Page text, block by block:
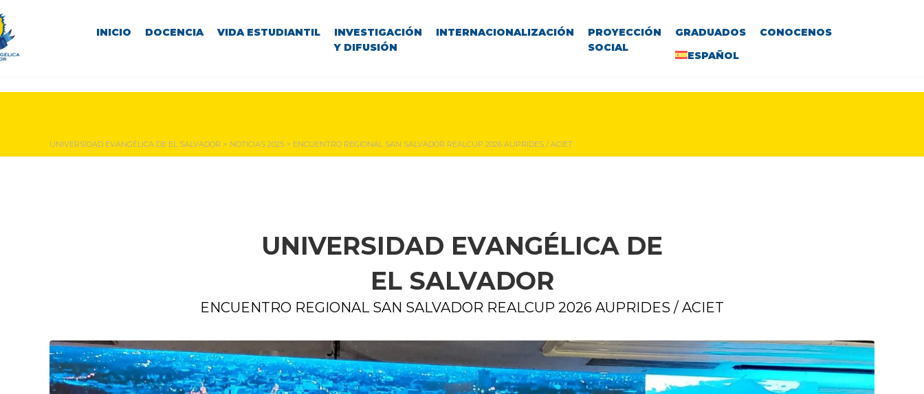
INICIO DOCENCIA VIDA ESTUDIANTIL
INVESTIGACIÓN
Y DIFUSIÓN
INTERNACIONALIZACIÓN
PROYECCIÓN
SOCIAL
GRADUADOS
CONOCENOS
ESPAÑOL
UNIVERSIDAD EVANGÉLICA DE EL SALVADOR > NOTICIAS 2025 > ENCUENTRO REGIONAL SAN SALVADOR REALCUP 2026 AUPRIDES / ACIET
UNIVERSIDAD EVANGÉLICA DE
EL SALVADOR
ENCUENTRO REGIONAL SAN SALVADOR REALCUP 2026 AUPRIDES / ACIET